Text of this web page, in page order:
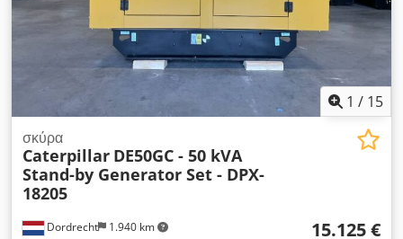
1 / 15
Dordrecht 1.940 km
σκύρα
Caterpillar DE50GC - 50 kVA
Stand-by Generator Set - DPX-
18205
15.125 €